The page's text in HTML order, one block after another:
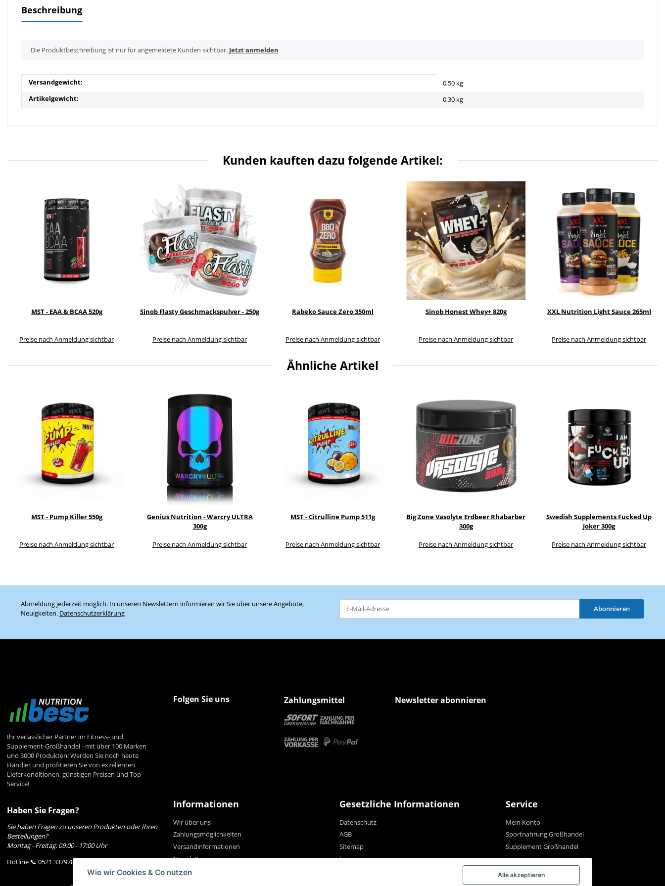
Alle akzeptieren
Wie wir Cookies & Co nutzen
Beschreibung
x
Die Produktbeschreibung ist nur für angemeldete Kunden sichtbar. Jetzt anmelden
Produkteigenschaft
Wert
Versandgewicht:
0,50 kg
Artikelgewicht:
0,30 kg
Kunden kauften dazu folgende Artikel:
MST - EAA & BCAA 520g
Preise nach Anmeldung sichtbar
Sinob Flasty Geschmackspulver - 250g
Preise nach Anmeldung sichtbar
Rabeko Sauce Zero 350ml
Preise nach Anmeldung sichtbar
Sinob Honest Whey+ 820g
Preise nach Anmeldung sichtbar
XXL Nutrition Light Sauce 265ml
Preise nach Anmeldung sichtbar
Ähnliche Artikel
MST - Pump Killer 550g
Preise nach Anmeldung sichtbar
Genius Nutrition - Warcry ULTRA
300g
Preise nach Anmeldung sichtbar
MST - Citrulline Pump 511g
Preise nach Anmeldung sichtbar
Big Zone Vasolyte Erdbeer Rhabarber
300g
Preise nach Anmeldung sichtbar
Swedish Supplements Fucked Up
Joker 300g
Preise nach Anmeldung sichtbar
Abmeldung jederzeit möglich. In unseren Newslettern informieren wir Sie über unsere Angebote,
Neuigkeiten. Datenschutzerklärung
Abonnieren
Ihr verlässlicher Partner im Fitness- und
Supplement-Großhandel - mit über 100 Marken
und 3000 Produkten! Werden Sie noch heute
Händler und profitieren Sie von exzellenten
Lieferkonditionen, günstigen Preisen und Top-
Service!
Folgen Sie uns Zahlungsmittel Newsletter abonnieren
Haben Sie Fragen?
Sie haben Fragen zu unseren Produkten oder Ihren
Bestellungen?
Montag - Freitag: 09:00 - 17:00 Uhr
Hotline 📞 0521 33797807
Informationen
Wir über uns
Zahlungsmöglichkeiten
Versandinformationen
Newsletter
Gesetzliche Informationen
Datenschutz
AGB
Sitemap
Impressum
Service
Mein Konto
Sportnahrung Großhandel
Supplement Großhandel